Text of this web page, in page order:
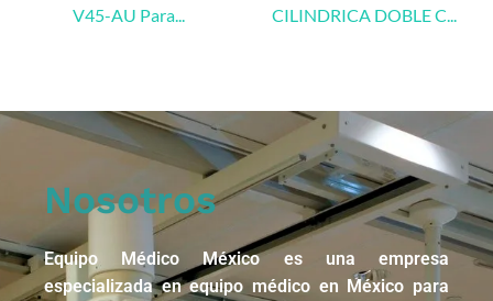
V45-AU Para...
CILINDRICA DOBLE C...
Nosotros
Equipo Médico México es una empresa
especializada en equipo médico en México para